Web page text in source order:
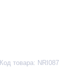
Код товара: NRI087